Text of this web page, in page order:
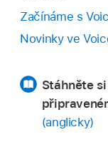
Začínáme s
Novinky ve
Stáhněte
(anglicky)